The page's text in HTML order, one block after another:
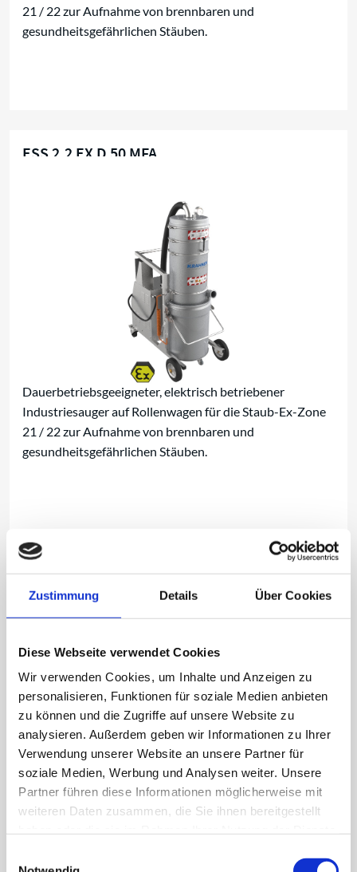
Zustimmung Details Über Cookies
Diese Webseite verwendet Cookies
Wir verwenden Cookies, um Inhalte und Anzeigen zu
personalisieren, Funktionen für soziale Medien anbieten
zu können und die Zugriffe auf unsere Website zu
analysieren. Außerdem geben wir Informationen zu Ihrer
Verwendung unserer Website an unsere Partner für
soziale Medien, Werbung und Analysen weiter. Unsere
Partner führen diese Informationen möglicherweise mit
weiteren Daten zusammen, die Sie ihnen bereitgestellt
21 / 22 zur Aufnahme von brennbaren und
gesundheitsgefährlichen Stäuben.
ESS 2,2 EX D 50 MFA
Dauerbetriebsgeeigneter, elektrisch betriebener
Industriesauger auf Rollenwagen für die Staub-Ex-Zone
21 / 22 zur Aufnahme von brennbaren und
gesundheitsgefährlichen Stäuben.
ESS 2,2 EX D EP MFA
Für brennbare Stäube
Dauerbetriebsgeeigneter, elektrisch betriebener
Industriesauger auf Rollenwagen für die Staub-Ex-Zone